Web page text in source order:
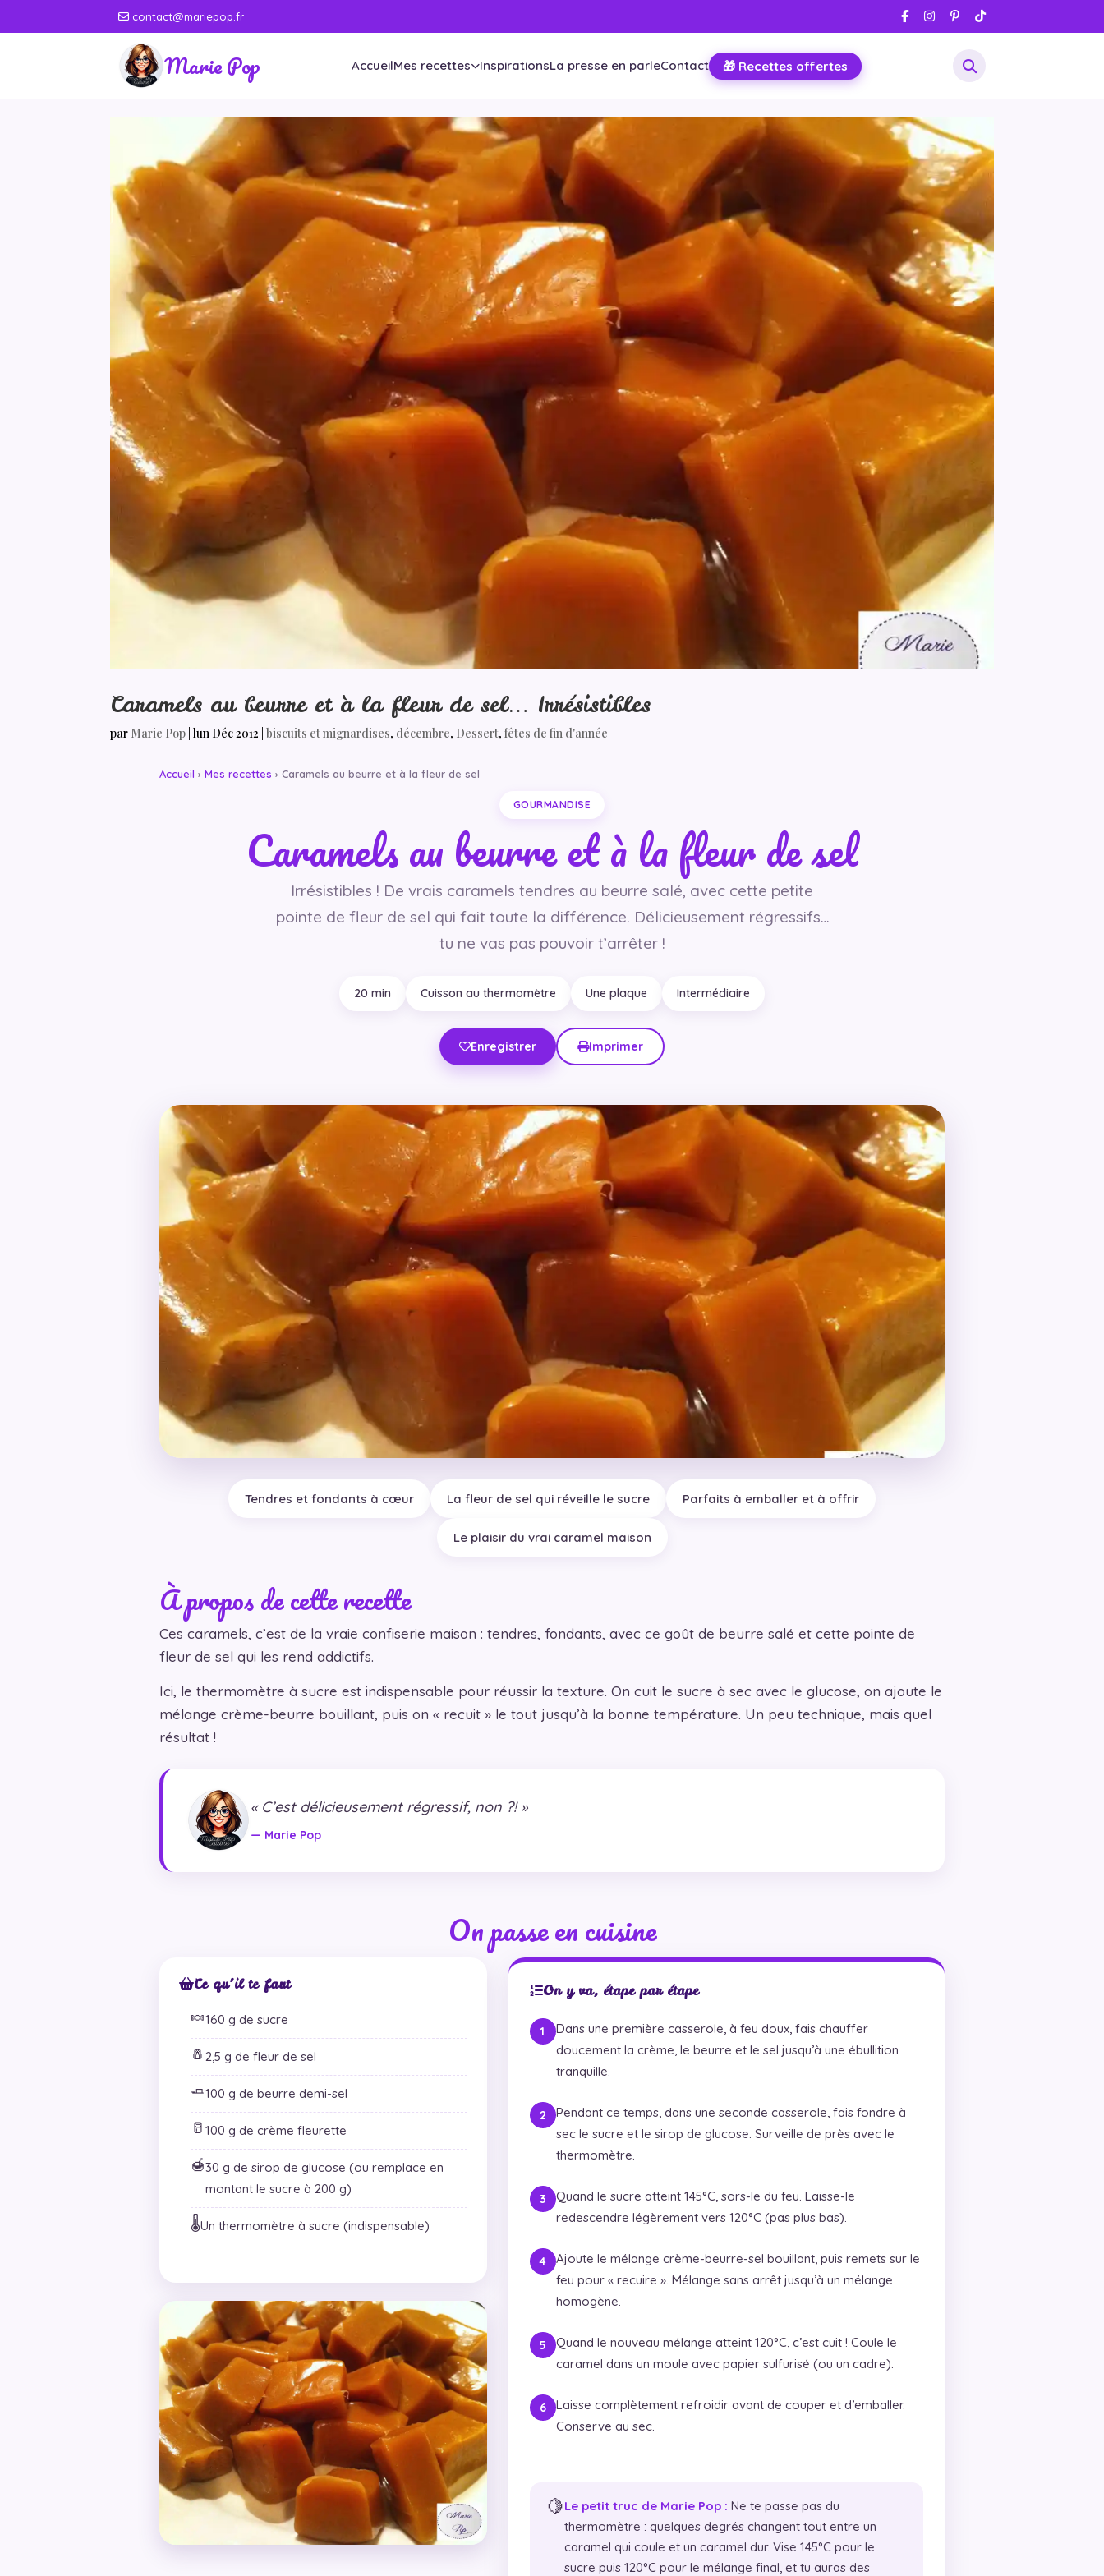
contact@mariepop.fr
Marie Pop AccueilMes recettes InspirationsLa presse en parleContact 🎁 Recettes offertes
Caramels au beurre et à la fleur de sel… Irrésistibles
par Marie Pop |lun Déc 2012 |biscuits et mignardises, décembre, Dessert,fêtes de fin d'année
Accueil › Mes recettes › Caramels au beurre et à la fleur de sel
GOURMANDISE
Caramels au beurre et à la fleur de sel
Irrésistibles ! De vrais caramels tendres au beurre salé, avec cette petite
pointe de fleur de sel qui fait toute la différence. Délicieusement régressifs…
tu ne vas pas pouvoir t’arrêter !
20 min Cuisson au thermomètre Une plaque Intermédiaire
Enregistrer Imprimer
Tendres et fondants à cœur La fleur de sel qui réveille le sucre Parfaits à emballer et à offrir
Le plaisir du vrai caramel maison
À propos de cette recette
Ces caramels, c’est de la vraie confiserie maison : tendres, fondants, avec ce goût de beurre salé et cette pointe de
fleur de sel qui les rend addictifs.
Ici, le thermomètre à sucre est indispensable pour réussir la texture. On cuit le sucre à sec avec le glucose, on ajoute le
mélange crème-beurre bouillant, puis on « recuit » le tout jusqu’à la bonne température. Un peu technique, mais quel
résultat !
« C’est délicieusement régressif, non ?! »
— Marie Pop
On passe en cuisine
Ce qu’il te faut
🍬160 g de sucre
🧂 2,5 g de fleur de sel
🧈100 g de beurre demi-sel
🥛 100 g de crème fleurette
🍯30 g de sirop de glucose (ou remplace en
montant le sucre à 200 g)
🌡️Un thermomètre à sucre (indispensable)
On y va, étape par étape
Dans une première casserole, à feu doux, fais chauffer
doucement la crème, le beurre et le sel jusqu’à une ébullition
tranquille.
Pendant ce temps, dans une seconde casserole, fais fondre à
sec le sucre et le sirop de glucose. Surveille de près avec le
thermomètre.
Quand le sucre atteint 145°C, sors-le du feu. Laisse-le
redescendre légèrement vers 120°C (pas plus bas).
Ajoute le mélange crème-beurre-sel bouillant, puis remets sur le
feu pour « recuire ». Mélange sans arrêt jusqu’à un mélange
homogène.
Quand le nouveau mélange atteint 120°C, c’est cuit ! Coule le
caramel dans un moule avec papier sulfurisé (ou un cadre).
Laisse complètement refroidir avant de couper et d’emballer.
Conserve au sec.
🍋Le petit truc de Marie Pop : Ne te passe pas du
thermomètre : quelques degrés changent tout entre un
caramel qui coule et un caramel dur. Vise 145°C pour le
sucre puis 120°C pour le mélange final, et tu auras des